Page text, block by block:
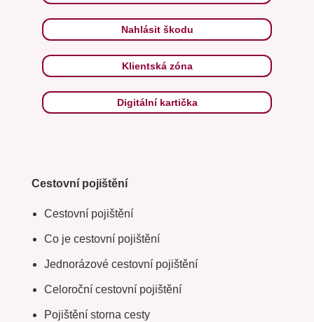
Nahlásit škodu
Klientská zóna
Digitální kartička
Cestovní pojištění
Cestovní pojištění
Co je cestovní pojištění
Jednorázové cestovní pojištění
Celoroční cestovní pojištění
Pojištění storna cesty